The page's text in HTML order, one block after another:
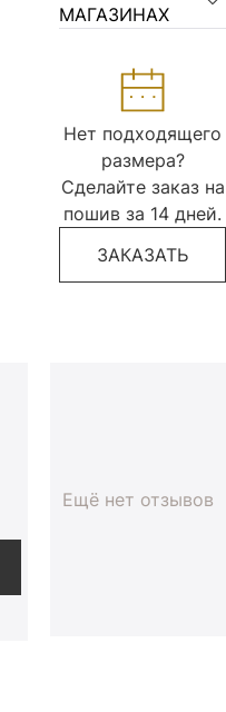
МАГАЗИНАХ
Нет подходящего
размера?
Сделайте заказ на
пошив за 14 дней.
ЗАКАЗАТЬ
Ещё нет отзывов